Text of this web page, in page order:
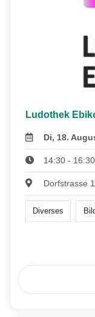
Ludothek
Di, 18.
14:30 -
Dorfstrasse
Diverses